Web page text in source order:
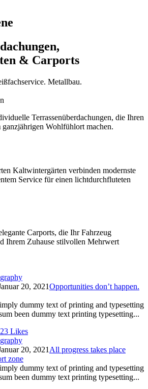
& Carports
Metallbau.
Terrassenüberdachungen, die Ihren
Wohlfühlort machen.
Kaltwintergärten verbinden modernste
Service für einen lichtdurchfluteten
Carports, die Ihr Fahrzeug
Ihrem Zuhause stilvollen Mehrwert
20, 2021Opportunities don’t happen.
dummy text of printing and typesetting
been dummy text printing typesetting...
Likes
20, 2021 All progress takes place
zone
dummy text of printing and typesetting
been dummy text printing typesetting...